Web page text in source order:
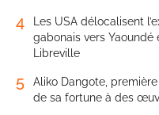
4
Les USA délocalisent
gabonais vers Yaoundé
Libreville
5
Aliko Dangote,
de sa fortune à des